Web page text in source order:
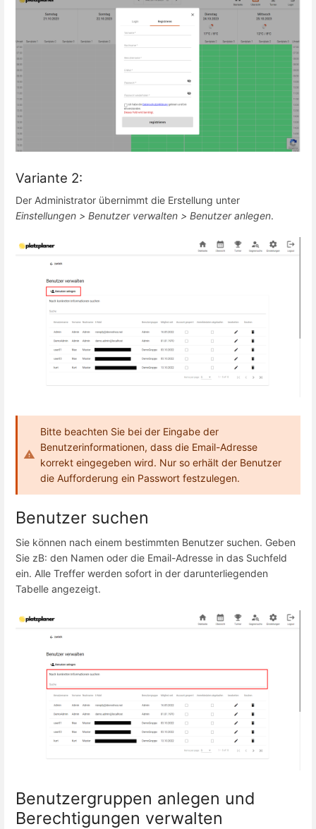
Variante 2:
Der Administrator übernimmt die Erstellung unter
Einstellungen > Benutzer verwalten > Benutzer anlegen.
Bitte beachten Sie bei der Eingabe der
Benutzerinformationen, dass die Email-Adresse
korrekt eingegeben wird. Nur so erhält der Benutzer
die Aufforderung ein Passwort festzulegen.
Benutzer suchen
Sie können nach einem bestimmten Benutzer suchen. Geben
Sie zB: den Namen oder die Email-Adresse in das Suchfeld
ein. Alle Treffer werden sofort in der darunterliegenden
Tabelle angezeigt.
Benutzergruppen anlegen und
Berechtigungen verwalten